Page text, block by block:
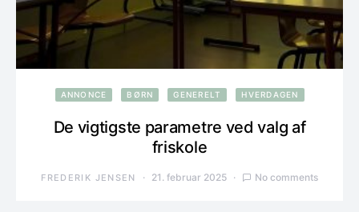
ANNONCE BØRN GENERELT HVERDAGEN
De vigtigste parametre ved valg af
friskole
FREDERIK JENSEN 21. februar 2025 No comments